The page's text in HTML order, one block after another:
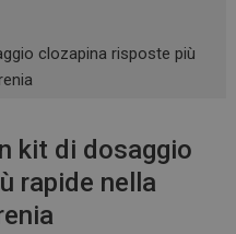
clozapina risposte più
kit di dosaggio
rapide nella